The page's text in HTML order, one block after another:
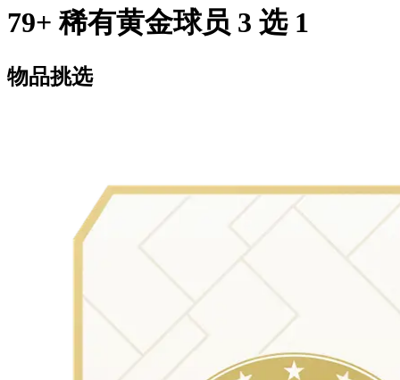
79+ 稀有黄金球员 3 选 1
物品挑选